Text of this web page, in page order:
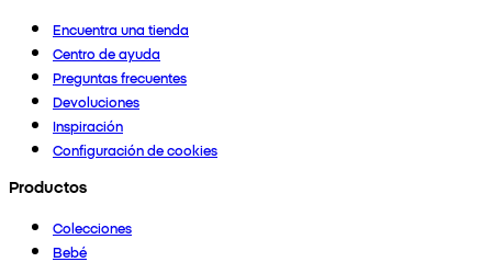
Encuentra una tienda
Centro de ayuda
Preguntas frecuentes
Devoluciones
Inspiración
Configuración de cookies
Productos
Colecciones
Bebé